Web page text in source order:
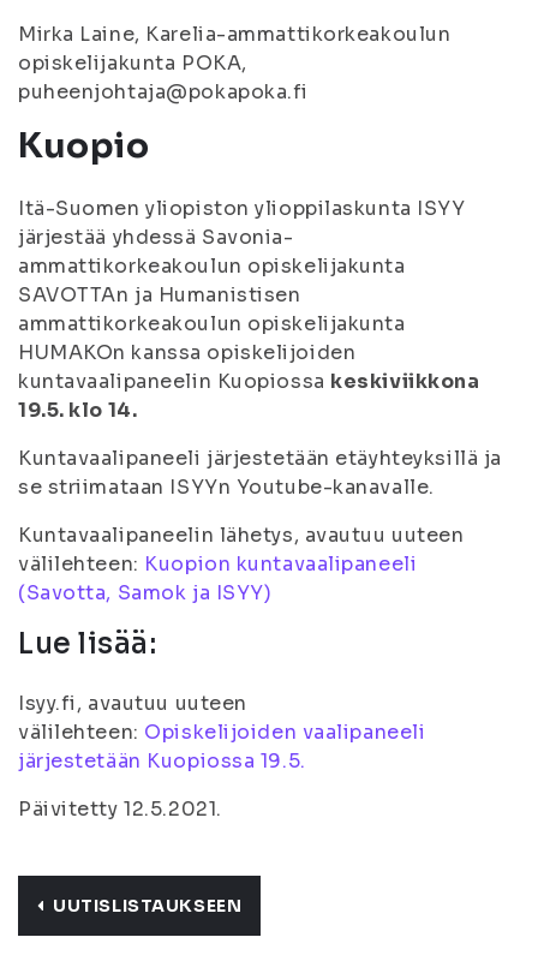
Mirka Laine, Karelia-ammattikorkeakoulun
opiskelijakunta POKA,
puheenjohtaja@pokapoka.fi
Kuopio
Itä-Suomen yliopiston ylioppilaskunta ISYY
järjestää yhdessä Savonia-
ammattikorkeakoulun opiskelijakunta
SAVOTTAn ja Humanistisen
ammattikorkeakoulun opiskelijakunta
HUMAKOn kanssa opiskelijoiden
kuntavaalipaneelin Kuopiossa keskiviikkona
19.5. klo 14.
Kuntavaalipaneeli järjestetään etäyhteyksillä ja
se striimataan ISYYn Youtube-kanavalle.
Kuntavaalipaneelin lähetys, avautuu uuteen
välilehteen: Kuopion kuntavaalipaneeli
(Savotta, Samok ja ISYY)
Lue lisää:
Isyy.fi, avautuu uuteen
välilehteen: Opiskelijoiden vaalipaneeli
järjestetään Kuopiossa 19.5.
Päivitetty 12.5.2021.
UUTISLISTAUKSEEN